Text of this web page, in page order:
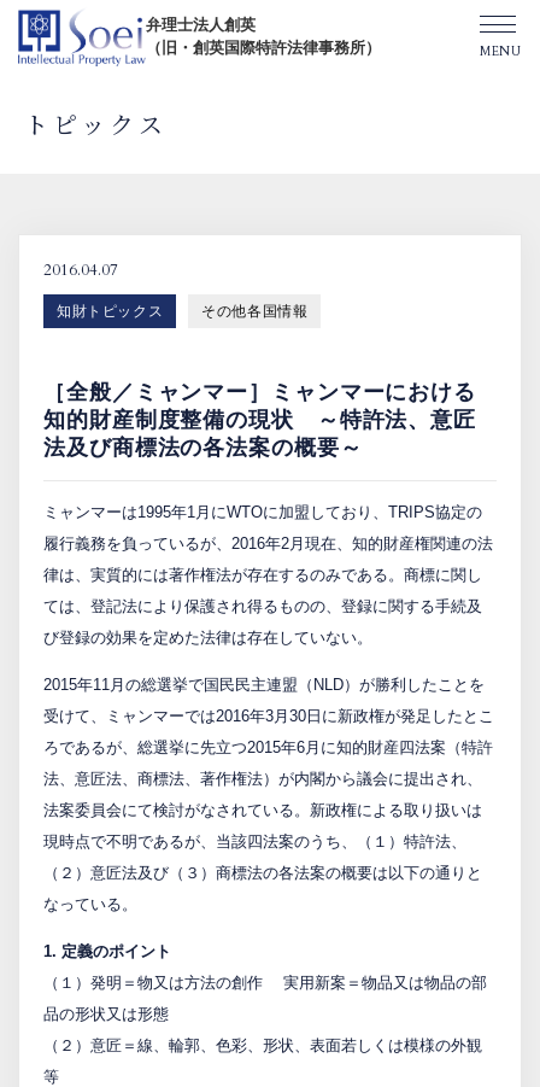
弁理士法人創英
（旧・創英国際特許法律事務所）
弁理士紹介
TOPICS/出版物/セミナー
PCTnavi
創英設樂法律事務所
採用サイト
お問い合わせ
日本語 English
お客様専用サイト
トピックス
2016.04.07
知財トピックス その他各国情報
［全般／ミャンマー］ミャンマーにおける
知的財産制度整備の現状 ～特許法、意匠
法及び商標法の各法案の概要～
ミャンマーは1995年1月にWTOに加盟しており、TRIPS協定の
履行義務を負っているが、2016年2月現在、知的財産権関連の法
律は、実質的には著作権法が存在するのみである。商標に関し
ては、登記法により保護され得るものの、登録に関する手続及
び登録の効果を定めた法律は存在していない。
2015年11月の総選挙で国民民主連盟（NLD）が勝利したことを
受けて、ミャンマーでは2016年3月30日に新政権が発足したとこ
ろであるが、総選挙に先立つ2015年6月に知的財産四法案（特許
法、意匠法、商標法、著作権法）が内閣から議会に提出され、
法案委員会にて検討がなされている。新政権による取り扱いは
現時点で不明であるが、当該四法案のうち、（１）特許法、
（２）意匠法及び（３）商標法の各法案の概要は以下の通りと
なっている。
1. 定義のポイント
（１）発明＝物又は方法の創作 実用新案＝物品又は物品の部
品の形状又は形態
（２）意匠＝線、輪郭、色彩、形状、表面若しくは模様の外観
等